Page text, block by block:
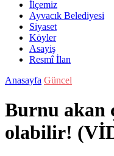
İlçemiz
Ayvacık Belediyesi
Siyaset
Köyler
Asayiş
Resmî İlan
Anasayfa Güncel
Burnu akan
olabilir!